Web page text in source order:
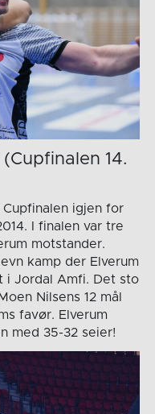
14.
igjen for
I finalen var tre
motstander.
kamp der Elverum
i Jordal Amfi. Det sto
Nilsens 12 mål
favør. Elverum
med 35-32 seier!